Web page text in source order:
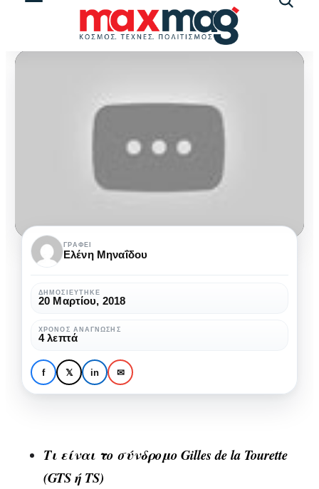
ΙΑΤΡΙΚΆ ΝΈΑ ΣΏΜΑ & ΥΓΕΊΑ
Όλες οι απαντήσεις για
το σύνδρομο Gilles de
la Tourette
Όλες
απαντήσεις
για
σύνδρομο
Gilles
de
ΓΡΆΦΕΙ
Ελένη Μηναΐδου
ΔΗΜΟΣΙΕΎΤΗΚΕ
20 Μαρτίου, 2018
ΧΡΌΝΟΣ ΑΝΆΓΝΩΣΗΣ
4 λεπτά
f 𝕏 in ✉
Τι είναι το σύνδρομο Gilles de la Tourette
(GTS ή TS)